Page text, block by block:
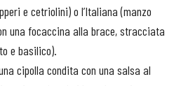
e cetriolini) o l’Italiana (manzo
una focaccina alla brace, stracciata
e basilico).
cipolla condita con una salsa al